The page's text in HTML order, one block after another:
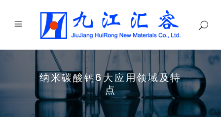
纳米碳酸钙6大应用领域及特
点